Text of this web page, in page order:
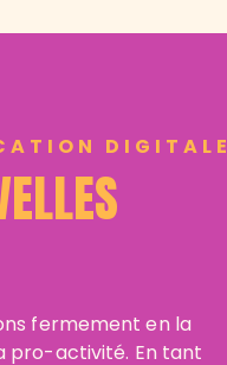
DIGITALE
fermement en la
pro-activité. En tant